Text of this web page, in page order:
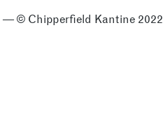
— © Chipperfield Kantine 2022